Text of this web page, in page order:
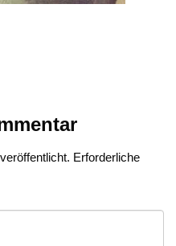
Erforderliche